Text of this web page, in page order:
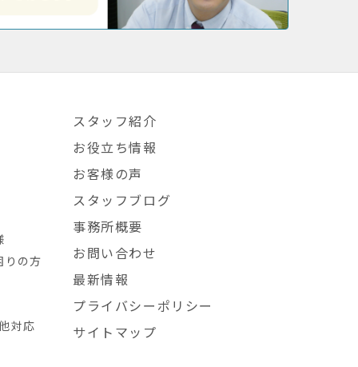
りの方
対応
スタッフ紹介
お役立ち情報
お客様の声
スタッフブログ
事務所概要
お問い合わせ
最新情報
プライバシーポリシー
サイトマップ